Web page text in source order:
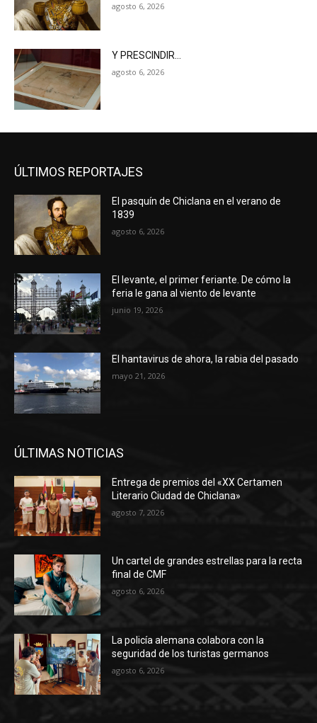
agosto 6, 2026
Y PRESCINDIR…
agosto 6, 2026
ÚLTIMOS REPORTAJES
El pasquín de Chiclana en el verano de
1839
agosto 6, 2026
El levante, el primer feriante. De cómo la
feria le gana al viento de levante
junio 19, 2026
El hantavirus de ahora, la rabia del pasado
mayo 21, 2026
ÚLTIMAS NOTICIAS
Entrega de premios del «XX Certamen
Literario Ciudad de Chiclana»
agosto 7, 2026
Un cartel de grandes estrellas para la recta
final de CMF
agosto 6, 2026
La policía alemana colabora con la
seguridad de los turistas germanos
agosto 6, 2026